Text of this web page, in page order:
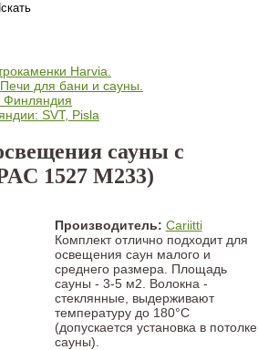
сауны с
1527 M233)
Производитель: Cariitti
Комплект отлично подходит для
освещения саун малого и
среднего размера. Площадь
сауны - 3-5 м2. Волокна -
стеклянные, выдерживают
температуру до 180°C
(допускается установка в потолке
сауны).